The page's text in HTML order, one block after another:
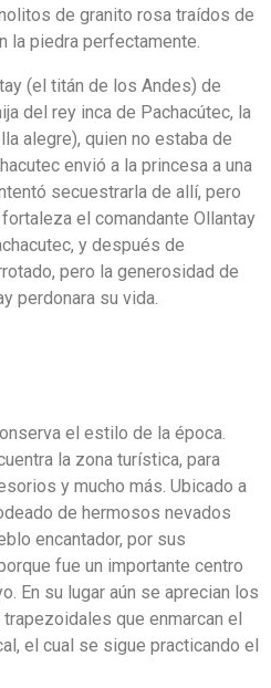
de granito rosa traídos de
la piedra perfectamente.
(el titán de los Andes) de
del rey inca de Pachacútec, la
alegre), quien no estaba de
envió a la princesa a una
secuestrarla de allí, pero
el comandante Ollantay
y después de
pero la generosidad de
perdonara su vida.
el estilo de la época.
la zona turística, para
y mucho más. Ubicado a
de hermosos nevados
encantador, por sus
fue un importante centro
En su lugar aún se aprecian los
que enmarcan el
el cual se sigue practicando el